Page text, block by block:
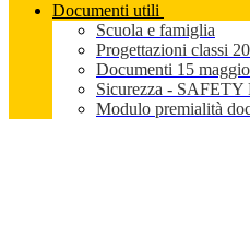
Documenti utili
Scuola e famiglia
Progettazioni classi
Documenti 15
Sicurezza - SAFETY
Modulo premialità